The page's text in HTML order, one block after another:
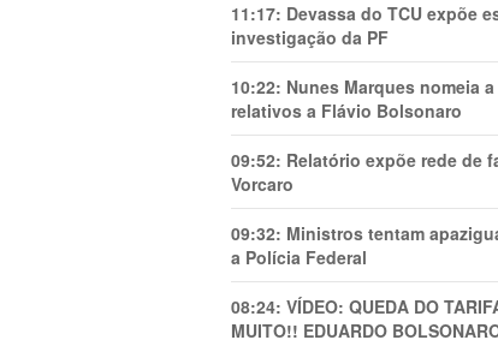
11:17: Devassa do TCU expõe
investigação da PF
10:22: Nunes Marques nomeia
relativos a Flávio Bolsonaro
09:52: Relatório expõe rede de
Vorcaro
09:32: Ministros tentam
a Polícia Federal
08:24: VÍDEO: QUEDA DO
MUITO!! EDUARDO